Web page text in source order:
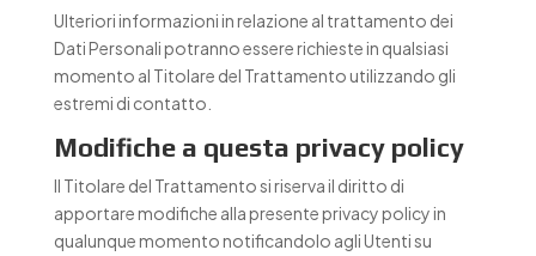
Ulteriori informazioni in relazione al trattamento dei
Dati Personali potranno essere richieste in qualsiasi
momento al Titolare del Trattamento utilizzando gli
estremi di contatto.
Modifiche a questa privacy policy
Il Titolare del Trattamento si riserva il diritto di
apportare modifiche alla presente privacy policy in
qualunque momento notificandolo agli Utenti su